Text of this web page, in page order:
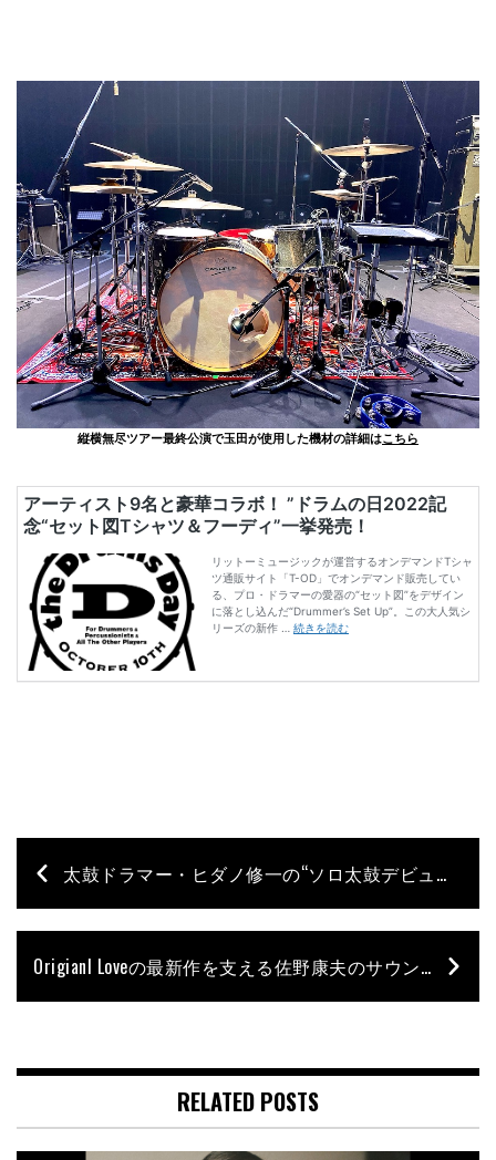
縦横無尽ツアー最終公演で玉田が使用した機材の詳細はこちら
太鼓ドラマー・ヒダノ修一の“ソロ太鼓デビュー30周年（＋2）記念コンサート”が12／6＠クラブチッタ川崎にて開催
Origianl Loveの最新作を支える佐野康夫のサウンド&グルーヴ に注目！
RELATED POSTS